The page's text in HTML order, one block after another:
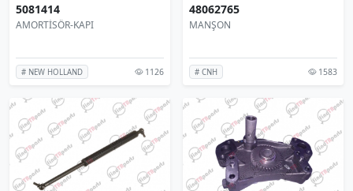
5081414
AMORTİSÖR-KAPI
# NEW HOLLAND 1126
48062765
MANŞON
# CNH 1583